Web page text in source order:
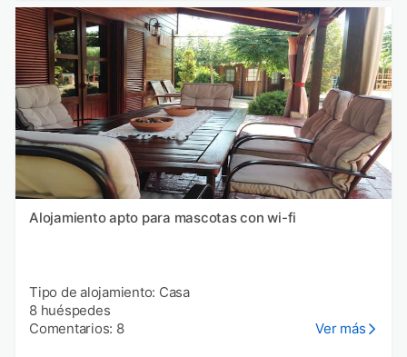
Alojamiento apto para mascotas con wi-fi
Tipo de alojamiento: Casa
8 huéspedes
Comentarios: 8
Ver más